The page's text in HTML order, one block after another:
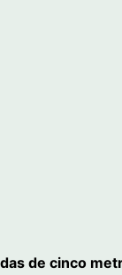
de cinco